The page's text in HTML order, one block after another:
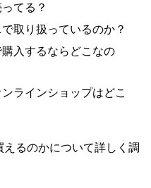
てる？
取り扱っているのか？
入するならどこなの
ラインショップはどこ
るのかについて詳しく調